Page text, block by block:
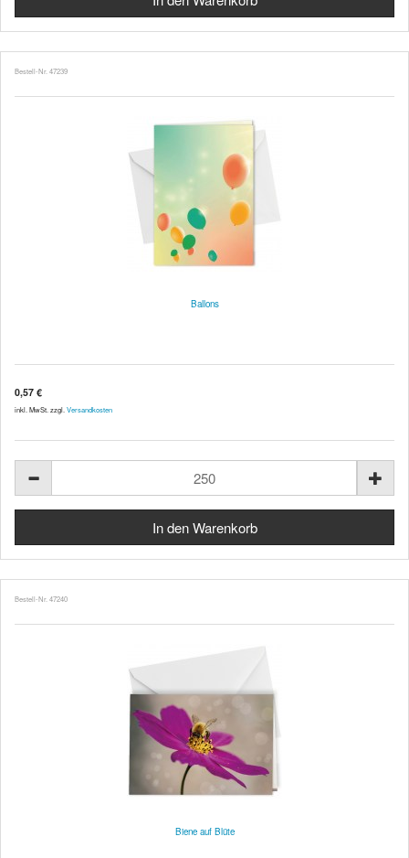
Bestell-Nr. 47239
Ballons
0,57 €
inkl. MwSt. zzgl. Versandkosten
Bestell-Nr. 47240
Biene auf Blüte